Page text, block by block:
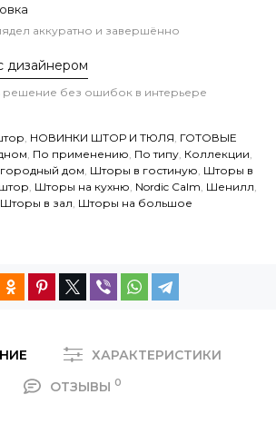
аккуратно и завершённо
дизайнером
без ошибок в интерьере
НОВИНКИ ШТОР И ТЮЛЯ ГОТОВЫЕ
По применению По типу Коллекции
дом Шторы в гостиную Шторы в
Шторы на кухню Nordic Calm Шенилл
Шторы в зал Шторы на большое
ХАРАКТЕРИСТИКИ
ОТЗЫВЫ 0